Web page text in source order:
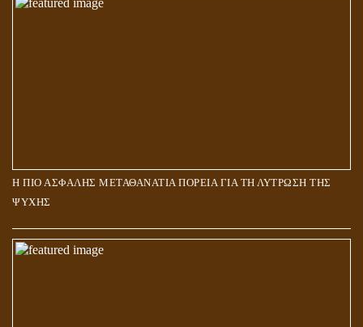
Η ΠΙΟ ΑΣΦΑΛΗΣ ΜΕΤΑΘΑΝΑΤΙΑ ΠΟΡΕΙΑ ΓΙΑ ΤΗ ΛΥΤΡΩΣΗ ΤΗΣ
ΨΥΧΗΣ